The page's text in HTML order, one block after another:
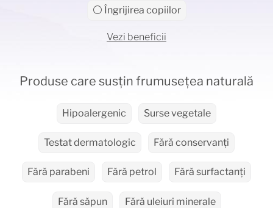
⚪ Îngrijirea copiilor
Vezi beneficii
Produse care susțin frumusețea naturală
Hipoalergenic Surse vegetale
Testat dermatologic Fără conservanți
Fără parabeni Fără petrol Fără surfactanți
Fără săpun Fără uleiuri minerale